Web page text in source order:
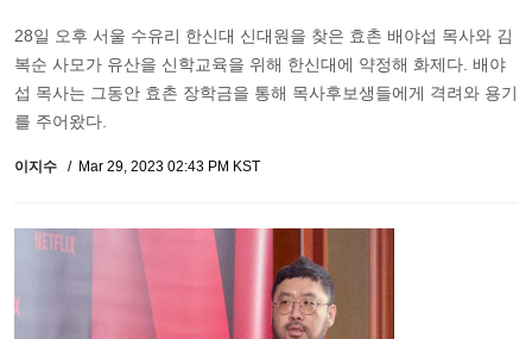
28일 오후 서울 수유리 한신대 신대원을 찾은 효촌 배야섭 목사와 김
복순 사모가 유산을 신학교육을 위해 한신대에 약정해 화제다. 배야
섭 목사는 그동안 효촌 장학금을 통해 목사후보생들에게 격려와 용기
를 주어왔다.
이지수 Mar 29, 2023 02:43 PM KST